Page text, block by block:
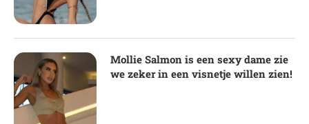
Mollie Salmon is een sexy dame zie
we zeker in een visnetje willen zien!